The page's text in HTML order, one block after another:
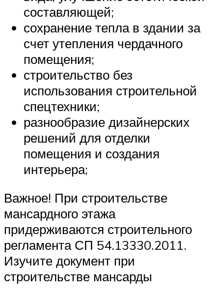
составляющей;
сохранение тепла в здании за
счет утепления чердачного
помещения;
строительство без
использования строительной
спецтехники;
разнообразие дизайнерских
решений для отделки
помещения и создания
интерьера;
Важное! При строительстве
мансардного этажа
придерживаются строительного
регламента СП 54.13330.2011.
Изучите документ при
строительстве мансарды